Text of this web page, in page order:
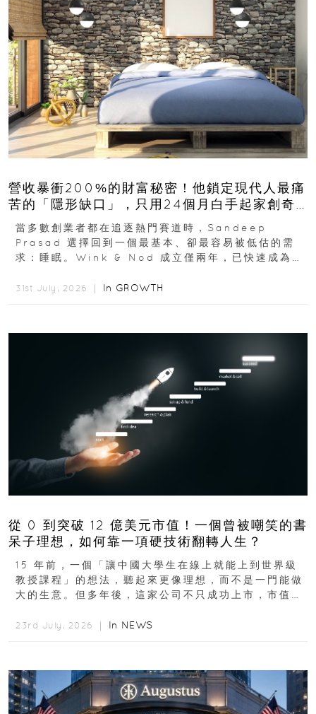
營收暴衝200%的財富秘密！他鎖定現代人最痛
苦的「隱形缺口」，只用24個月白手起家創奇
蹟
當多數創業者都在追逐熱門賽道時，Sandeep
Prasad 選擇回到一個最基本、卻最容易被低估的需
求：睡眠。Wink & Nod 成立僅兩年，已快速成為印
31st July, 2026 ｜ In GROWTH
從 0 到突破 12 億美元市值！一個曾被嘲笑的書
呆子理想，如何靠一項硬技術翻轉人生？
15 年前，一個「讓中國大學生在線上就能上到世界級
教授課程」的想法，聽起來更像理想，而不是一門能做
大的生意。但多年後，這家公司不只成功上市，市值更
23rd July, 2026 ｜ In NEWS